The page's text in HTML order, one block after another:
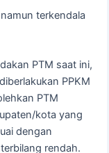
terkendala
PTM saat ini,
PPKM
PTM
kota yang
dengan
rendah.